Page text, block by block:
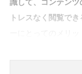
トレスなく閲覧で